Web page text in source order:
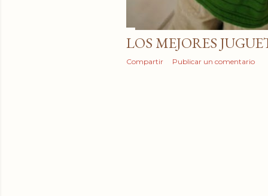
LOS MEJORES
Compartir Publicar un comentario